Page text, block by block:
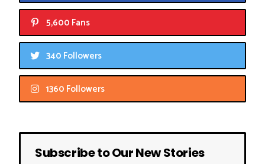
5,600 Fans
340 Followers
1360 Followers